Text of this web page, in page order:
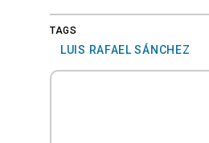
TAGS
LUIS RAFAEL SÁNCHEZ